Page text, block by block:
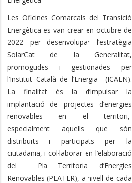
Les Oficines Comarcals del Transició
Energètica es van crear en octubre de
2022 per desenvolupar l’estratègia
SolarCat de la Generalitat,
promogudes i gestionades per
l’Institut Català de l’Energia (ICAEN).
La finalitat és la d’impulsar la
implantació de projectes d’energies
renovables en el territori,
especialment aquells que són
distribuïts i participats per la
ciutadania, i col·laborar en l’elaboració
del Pla Territorial d’Energies
Renovables (PLATER), a nivell de cada